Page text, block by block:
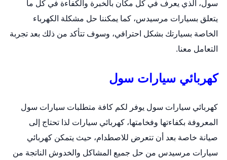
سول، الذي يعرف في كل مكان بالخبرة والكفاءة في كل ما
يتعلق بسيارات مرسيدس، كما يمكننا حل مشكلة الكهرباء
الخاصة بسيارتك بشكل احترافي، وسوف تتأكد من ذلك بعد تجربة
التعامل معنا.
كهربائي سيارات سول
كهربائي سيارات سول يوفر لكم كافة متطلبات سيارات سول
المعروفة بكفاءتها وفخامتها، كهربائي سيارات لذا تحتاج إلى
صيانة خاصة بعد أن تتعرض للاصطدام، حيث يتمكن كهربائي
سيارات مرسيدس من حل جميع المشاكل والخدوش الناتجة من